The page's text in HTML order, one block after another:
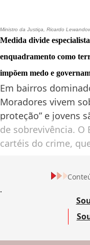
Ministro da Justiça, Ricardo
Medida divide
enquadramento como
impõem medo e
Em bairros
Moradores vivem
proteção” e jovens
de sobrevivência.
cartéis do crime,
.